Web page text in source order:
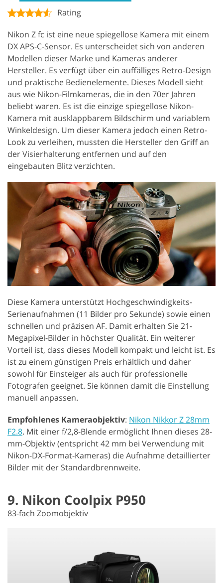
Rating
Nikon Z fc ist eine neue spiegellose Kamera mit einem
DX APS-C-Sensor. Es unterscheidet sich von anderen
Modellen dieser Marke und Kameras anderer
Hersteller. Es verfügt über ein auffälliges Retro-Design
und praktische Bedienelemente. Dieses Modell sieht
aus wie Nikon-Filmkameras, die in den 70er Jahren
beliebt waren. Es ist die einzige spiegellose Nikon-
Kamera mit ausklappbarem Bildschirm und variablem
Winkeldesign. Um dieser Kamera jedoch einen Retro-
Look zu verleihen, mussten die Hersteller den Griff an
der Visierhalterung entfernen und auf den
eingebauten Blitz verzichten.
Diese Kamera unterstützt Hochgeschwindigkeits-
Serienaufnahmen (11 Bilder pro Sekunde) sowie einen
schnellen und präzisen AF. Damit erhalten Sie 21-
Megapixel-Bilder in höchster Qualität. Ein weiterer
Vorteil ist, dass dieses Modell kompakt und leicht ist. Es
ist zu einem günstigen Preis erhältlich und daher
sowohl für Einsteiger als auch für professionelle
Fotografen geeignet. Sie können damit die Einstellung
manuell anpassen.
Empfohlenes Kameraobjektiv: Nikon Nikkor Z 28mm
F2.8. Mit einer f/2,8-Blende ermöglicht Ihnen dieses 28-
mm-Objektiv (entspricht 42 mm bei Verwendung mit
Nikon-DX-Format-Kameras) die Aufnahme detaillierter
Bilder mit der Standardbrennweite.
9. Nikon Coolpix P950
83-fach Zoomobjektiv